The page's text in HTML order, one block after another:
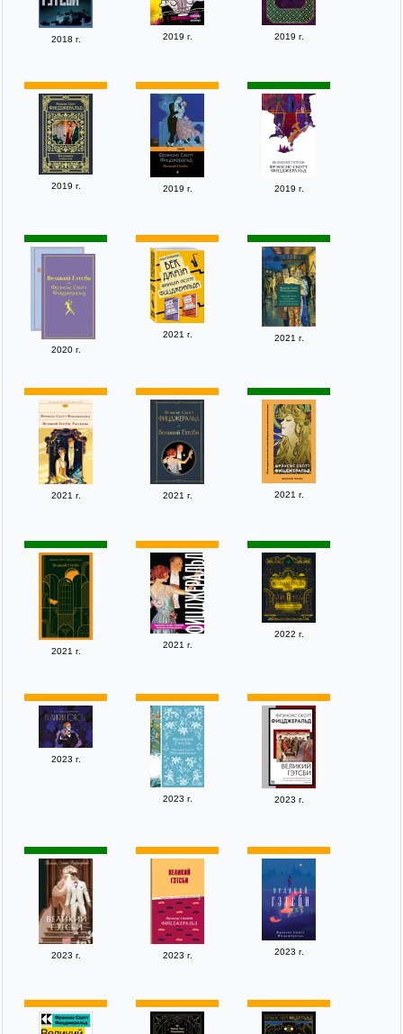
2018 г. 2019 г. 2019 г.
2019 г. 2019 г. 2019 г.
2020 г.
2021 г. 2021 г.
2021 г. 2021 г. 2021 г.
2021 г.
2021 г.
2022 г.
2023 г.
2023 г. 2023 г.
2023 г. 2023 г. 2023 г.